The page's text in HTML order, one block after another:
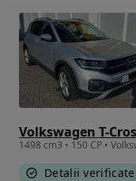
Volkswagen T-
1498 cm3 • 150 CP •
Detalii verificate